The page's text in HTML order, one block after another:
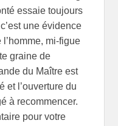
essaie toujours
une évidence
mi-figue
graine de
du Maître est
et l’ouverture du
à recommencer.
pour votre